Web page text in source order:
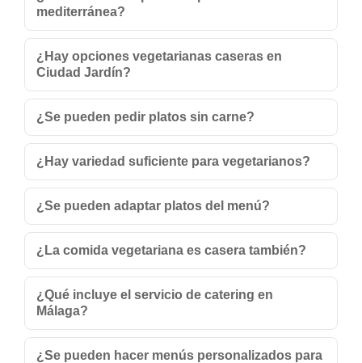
mediterránea?
¿Hay opciones vegetarianas caseras en
Ciudad Jardín?
¿Se pueden pedir platos sin carne?
¿Hay variedad suficiente para vegetarianos?
¿Se pueden adaptar platos del menú?
¿La comida vegetariana es casera también?
¿Qué incluye el servicio de catering en
Málaga?
¿Se pueden hacer menús personalizados para